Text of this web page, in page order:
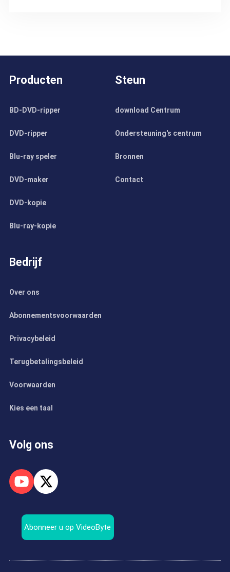
Producten
BD-DVD-ripper
DVD-ripper
Blu-ray speler
DVD-maker
DVD-kopie
Blu-ray-kopie
Steun
download Centrum
Ondersteuning's centrum
Bronnen
Contact
Bedrijf
Over ons
Abonnementsvoorwaarden
Privacybeleid
Terugbetalingsbeleid
Voorwaarden
Kies een taal
Volg ons
Abonneer u op VideoByte